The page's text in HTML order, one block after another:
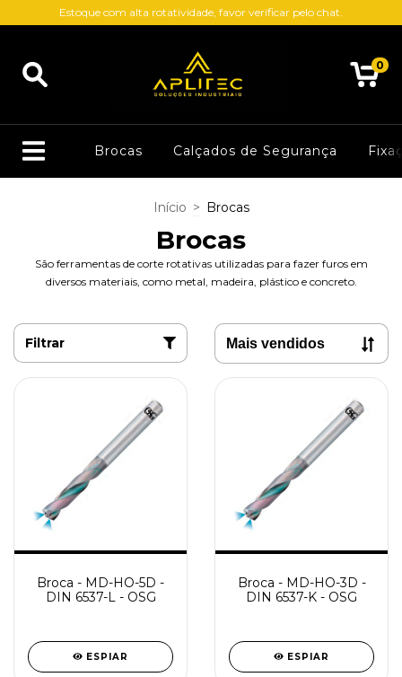
Estoque com alta rotatividade, favor verificar pelo chat.
0
Brocas Calçados de Segurança
Início > Brocas
Brocas
São ferramentas de corte rotativas utilizadas para fazer furos em
diversos materiais, como metal, madeira, plástico e concreto.
Filtrar
Broca - MD-HO-5D -
DIN 6537-L - OSG
ESPIAR
Broca - MD-HO-3D -
DIN 6537-K - OSG
ESPIAR